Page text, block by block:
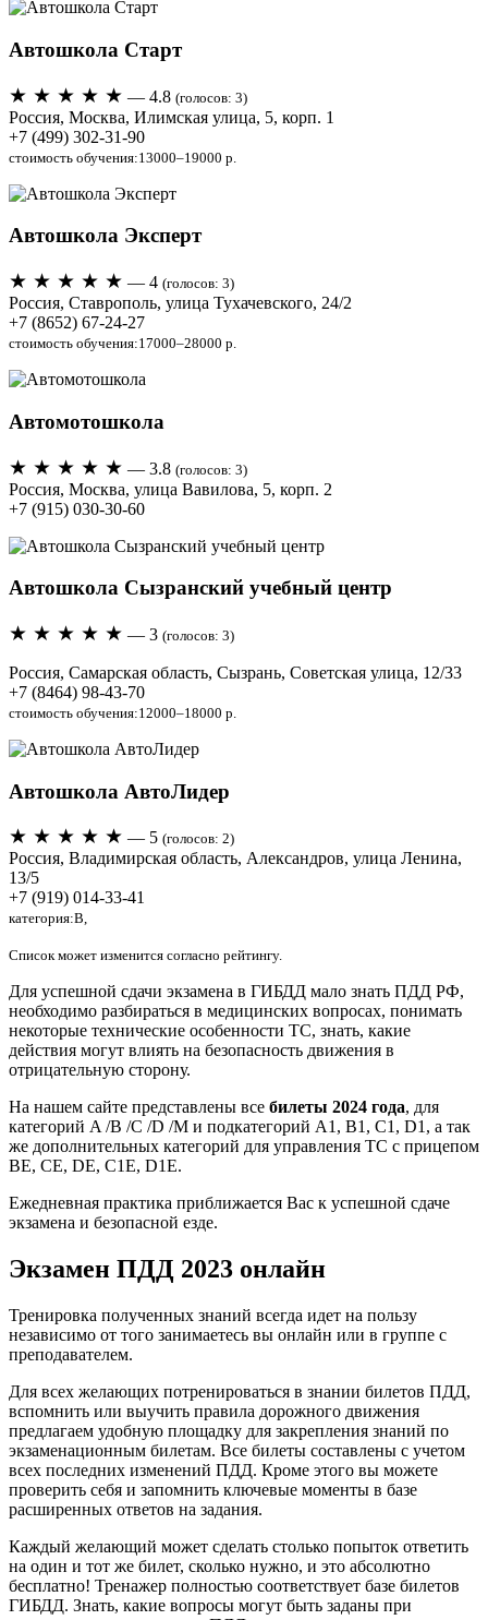
Автошкола Старт
★ ★ ★ ★ ★ — 4.8 (голосов: 3)
Россия, Москва, Илимская улица, 5, корп. 1
+7 (499) 302-31-90
стоимость обучения:13000–19000 р.
Автошкола Эксперт
★ ★ ★ ★ ★ — 4 (голосов: 3)
Россия, Ставрополь, улица Тухачевского, 24/2
+7 (8652) 67-24-27
стоимость обучения:17000–28000 р.
Автомотошкола
★ ★ ★ ★ ★ — 3.8 (голосов: 3)
Россия, Москва, улица Вавилова, 5, корп. 2
+7 (915) 030-30-60
Автошкола Сызранский учебный центр
★ ★ ★ ★ ★ — 3 (голосов: 3)
Россия, Самарская область, Сызрань, Советская улица, 12/33
+7 (8464) 98-43-70
стоимость обучения:12000–18000 р.
Автошкола АвтоЛидер
★ ★ ★ ★ ★ — 5 (голосов: 2)
Россия, Владимирская область, Александров, улица Ленина,
13/5
+7 (919) 014-33-41
категория:B,
Список может изменится согласно рейтингу.
Для успешной сдачи экзамена в ГИБДД мало знать ПДД РФ,
необходимо разбираться в медицинских вопросах, понимать
некоторые технические особенности ТС, знать, какие
действия могут влиять на безопасность движения в
отрицательную сторону.
На нашем сайте представлены все билеты 2024 года, для
категорий A /B /C /D /М и подкатегорий A1, B1, C1, D1, а так
же дополнительных категорий для управления ТС с прицепом
BE, CE, DE, C1E, D1E.
Ежедневная практика приближается Вас к успешной сдаче
экзамена и безопасной езде.
Экзамен ПДД 2023 онлайн
Тренировка полученных знаний всегда идет на пользу
независимо от того занимаетесь вы онлайн или в группе с
преподавателем.
Для всех желающих потренироваться в знании билетов ПДД,
вспомнить или выучить правила дорожного движения
предлагаем удобную площадку для закрепления знаний по
экзаменационным билетам. Все билеты составлены с учетом
всех последних изменений ПДД. Кроме этого вы можете
проверить себя и запомнить ключевые моменты в базе
расширенных ответов на задания.
Каждый желающий может сделать столько попыток ответить
на один и тот же билет, сколько нужно, и это абсолютно
бесплатно! Тренажер полностью соответствует базе билетов
ГИБДД. Знать, какие вопросы могут быть заданы при